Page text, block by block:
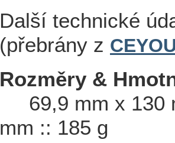
Další technické
(přebrány z
Rozměry &
69,9 mm x 130
mm :: 185 g